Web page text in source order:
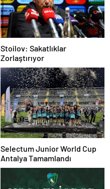
Stoilov: Sakatlıklar
Zorlaştırıyor
Selectum Junior World Cup
Antalya Tamamlandı